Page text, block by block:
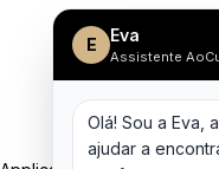
E Eva
Assistente
Olá! Sou a Eva,
ajudar a